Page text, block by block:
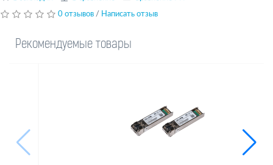
0 отзывов / Написать отзыв
Рекомендуемые товары